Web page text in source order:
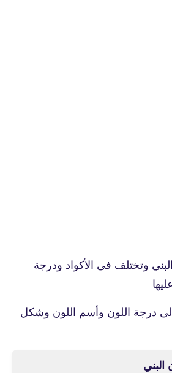
وتختلف فى الأكواد ودرجة
درجة اللون وأسم اللون وشكل